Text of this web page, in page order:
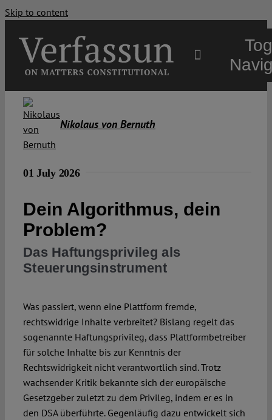
Skip to content
Open Access
Authors
Spotlight
Nikolaus von Bernuth
01 July 2026
Dein Algorithmus, dein
Problem?
Das Haftungsprivileg als
Steuerungsinstrument
Was passiert, wenn eine Plattform fremde,
rechtswidrige Inhalte verbreitet? Bislang regelt das
sogenannte Haftungsprivileg, dass Plattformbetreiber
für solche Inhalte bis zur Kenntnis der
Rechtswidrigkeit nicht verantwortlich sind. Trotz
wachsender Kritik bekannte sich der europäische
Gesetzgeber zuletzt zu dem Privileg, indem er es in
den DSA überführte. Gegenläufig dazu entwickelt sich